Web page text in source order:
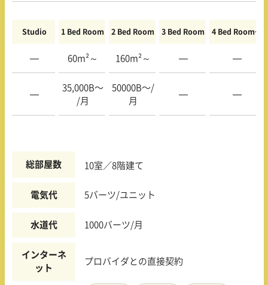
Studio 1 Bed Room 2 Bed Room 3 Bed Room 4 Bed Room〜
— 60m²～ 160m²～ — —
—
35,000B〜
/月
50000B〜/
月
— —
総部屋数 10室／8階建て
電気代 5バーツ/ユニット
水道代 1000バーツ/月
インターネ
ット
プロバイダとの直接契約